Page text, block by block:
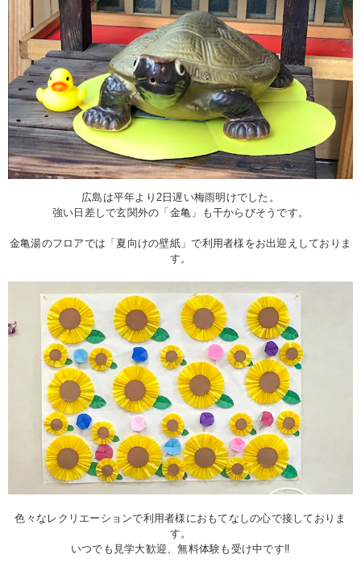
広島は平年より2日遅い梅雨明けでした。
強い日差しで玄関外の「金亀」も干からびそうです。
金亀湯のフロアでは「夏向けの壁紙」で利用者様をお出迎えしておりま
す。
色々なレクリエーションで利用者様におもてなしの心で接しておりま
す。
いつでも見学大歓迎、無料体験も受け中です‼